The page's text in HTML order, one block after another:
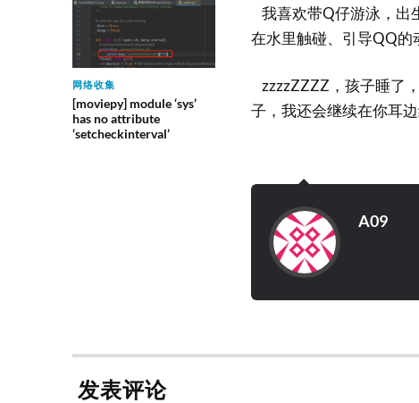
网络收集
[moviepy] module ‘sys’
has no attribute
‘setcheckinterval’
我喜欢带Q仔游泳，出
在水里触碰、引导QQ的
zzzzZZZZ，孩子睡了
子，我还会继续在你耳
A09
发表评论